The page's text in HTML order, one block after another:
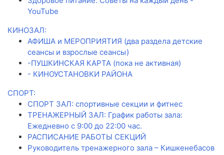
YouTube
КИНОЗАЛ:
АФИША и МЕРОПРИЯТИЯ (два раздела детские
сеансы и взрослые сеансы)
-ПУШКИНСКАЯ КАРТА (пока не активная)
- КИНОУСТАНОВКИ РАЙОНА
СПОРТ:
СПОРТ ЗАЛ: спортивные секции и фитнес
ТРЕНАЖЕРНЫЙ ЗАЛ: График работы зала:
Ежедневно с 9:00 до 22:00 час.
РАСПИСАНИЕ РАБОТЫ СЕКЦИЙ
Руководитель тренажерного зала – Кишкенебасов